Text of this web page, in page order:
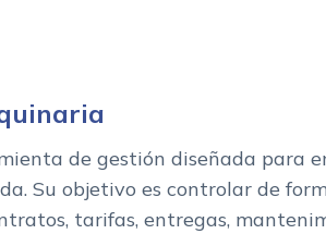
de gestión diseñada para
Su objetivo es controlar de
tarifas, entregas,